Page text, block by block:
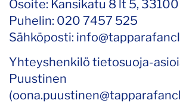
Osoite: Kansikatu 8 lt 5,
Puhelin: 020 7457 525
Sähköposti:
Yhteyshenkilö tietosuoja-
Puustinen